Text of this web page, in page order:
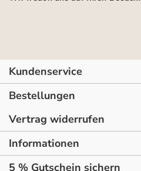
Kundenservice
Bestellungen
Vertrag widerrufen
Informationen
5 % Gutschein sichern